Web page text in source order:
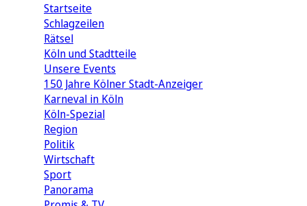
Startseite
Schlagzeilen
Rätsel
Köln und Stadtteile
Unsere Events
150 Jahre Kölner Stadt-Anzeiger
Karneval in Köln
Köln-Spezial
Region
Politik
Wirtschaft
Sport
Panorama